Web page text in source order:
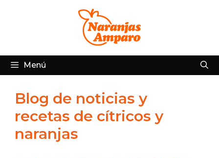
Menú
Blog de noticias y
recetas de cítricos y
naranjas